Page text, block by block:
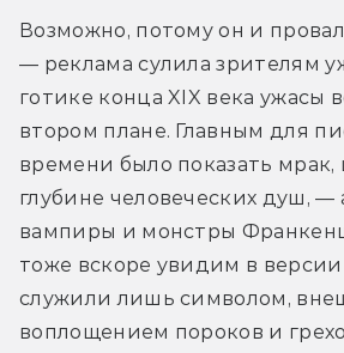
Возможно, потому он и
— реклама сулила зрителям
готике конца XIX века ужасы
втором плане. Главным для
времени было показать
глубине человеческих душ,
вампиры и монстры
тоже вскоре увидим в
служили лишь символом,
воплощением пороков и